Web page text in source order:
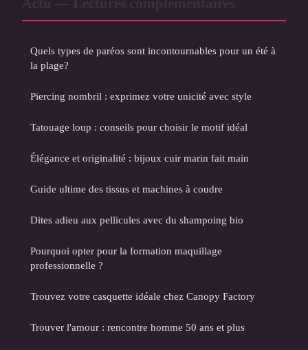
Quels types de paréos sont incontournables pour un été à
la plage?
Piercing nombril : exprimez votre unicité avec style
Tatouage loup : conseils pour choisir le motif idéal
Élégance et originalité : bijoux cuir marin fait main
Guide ultime des tissus et machines à coudre
Dites adieu aux pellicules avec du shampoing bio
Pourquoi opter pour la formation maquillage
professionnelle ?
Trouvez votre casquette idéale chez Canopy Factory
Trouver l'amour : rencontre homme 50 ans et plus